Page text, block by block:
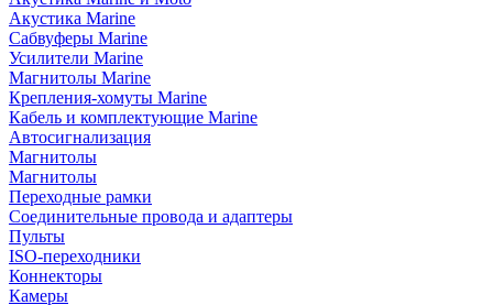
Акустика Marine
Сабвуферы Marine
Усилители Marine
Магнитолы Marine
Крепления-хомуты Marine
Кабель и комплектующие Marine
Автосигнализация
Магнитолы
Магнитолы
Переходные рамки
Соединительные провода и адаптеры
Пульты
ISO-переходники
Коннекторы
Камеры